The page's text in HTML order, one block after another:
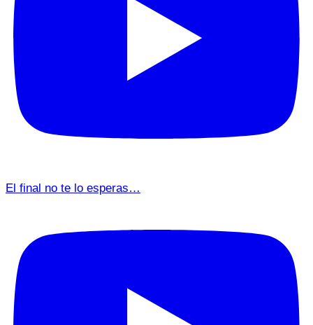
El final no te lo esperas…